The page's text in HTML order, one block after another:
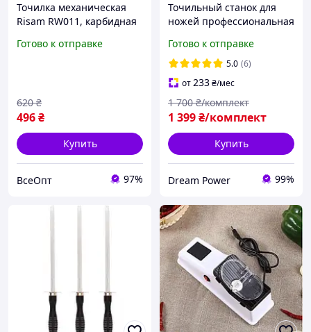
Точилка механическая
Risam RW011, карбидная
для исправления и
Готово к отправке
496₴
620 ₴
Купить
ВсеОпт 97%
Точильный станок для
ножей профессиональная
брусков станок для
заточки ножей
Готово к отправке
5.0 (6)
от233₴/мес
1 399₴/комплект
1 700 ₴/комплект
Купить
Dream Power 99%